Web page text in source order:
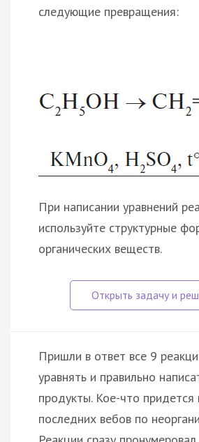
следующие превращения:
При написании уравнений
используйте структурные
органических веществ.
Пришли в ответ все 9
уравнять и правильно
продукты. Кое-что придется
последних вебов по